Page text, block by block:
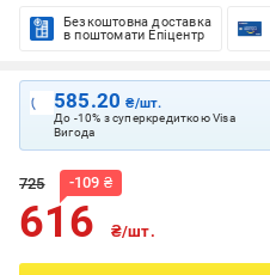
Безкоштовна доставка
в поштомати Епіцентр
585.20₴/шт.
До -10% з суперкредиткою Visa
Вигода
725 -109 ₴
616 ₴/шт.